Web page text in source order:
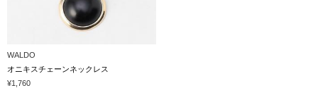
WALDO
オニキスチェーンネックレス
¥1,760